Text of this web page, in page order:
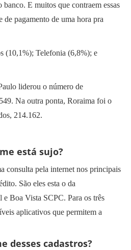
banco. E muitos que contraem essas
de pagamento de uma hora pra
(10,1%); Telefonia (6,8%); e
liderou o número de
Na outra ponta, Roraima foi o
214.162.
está sujo?
consulta pela internet nos principais
São eles esta o da
e Boa Vista SCPC. Para os três
aplicativos que permitem a
desses cadastros?